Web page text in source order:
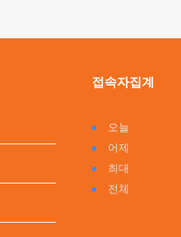
접속자집계
오늘
어제
최대
전체